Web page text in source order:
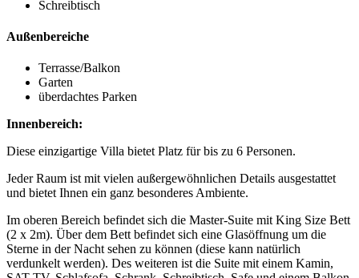
Schreibtisch
Außenbereiche
Terrasse/Balkon
Garten
überdachtes Parken
Innenbereich:
Diese einzigartige Villa bietet Platz für bis zu 6 Personen.
Jeder Raum ist mit vielen außergewöhnlichen Details ausgestattet
und bietet Ihnen ein ganz besonderes Ambiente.
Im oberen Bereich befindet sich die Master-Suite mit King Size Bett
(2 x 2m). Über dem Bett befindet sich eine Glasöffnung um die
Sterne in der Nacht sehen zu können (diese kann natürlich
verdunkelt werden). Des weiteren ist die Suite mit einem Kamin,